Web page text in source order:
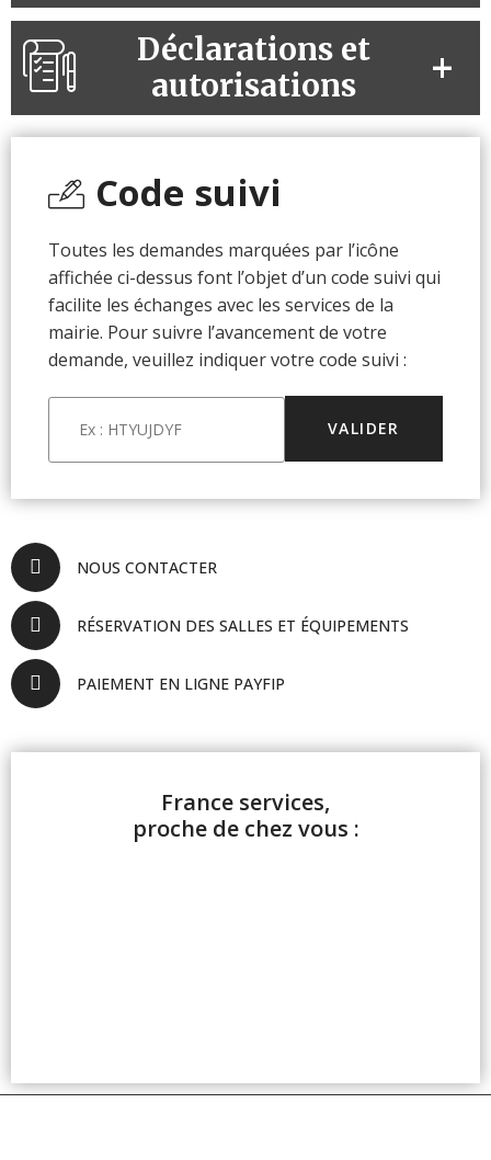
Code suivi
Toutes les demandes marquées par l’icône
affichée ci-dessus font l’objet d’un code suivi qui
facilite les échanges avec les services de la
mairie. Pour suivre l’avancement de votre
demande, veuillez indiquer votre code suivi :
NOUS CONTACTER
RÉSERVATION DES SALLES ET ÉQUIPEMENTS
PAIEMENT EN LIGNE PAYFIP
France services,
proche de chez vous :
Déclarations et
autorisations